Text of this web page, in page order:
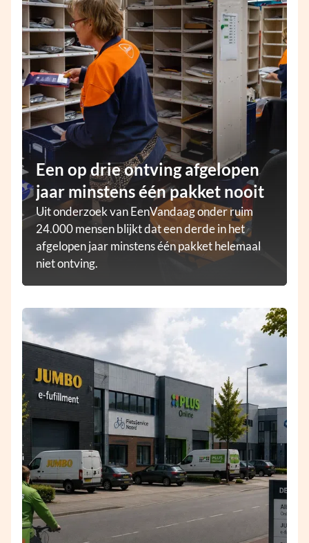
Een op drie ontving afgelopen
jaar minstens één pakket nooit
Uit onderzoek van EenVandaag onder ruim
24.000 mensen blijkt dat een derde in het
afgelopen jaar minstens één pakket helemaal
niet ontving.